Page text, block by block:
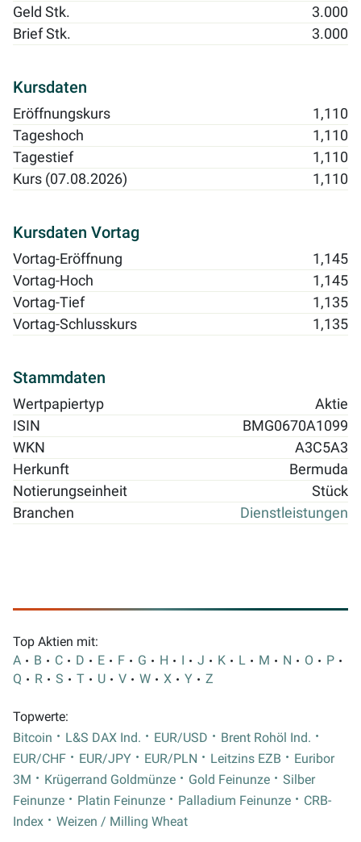
Geld Stk.
3.000
Brief Stk.
3.000
Kursdaten
Eröffnungskurs
1,110
Tageshoch
1,110
Tagestief
1,110
Kurs (07.08.2026)
1,110
Kursdaten Vortag
Vortag-Eröffnung
1,145
Vortag-Hoch
1,145
Vortag-Tief
1,135
Vortag-Schlusskurs
1,135
Stammdaten
Wertpapiertyp
Aktie
ISIN
BMG0670A1099
WKN
A3C5A3
Herkunft
Bermuda
Notierungseinheit
Stück
Branchen
Dienstleistungen
Top Aktien mit:
A
B C D E F G H I J K L M N O
P
Q
R S T U V W X Y Z
Topwerte:
Bitcoin
L&S DAX Ind. EUR/USD
Brent Rohöl Ind.
EUR/CHF
EUR/JPY EUR/PLN Leitzins EZB
Euribor
3M
Krügerrand Goldmünze Gold Feinunze
Silber
Feinunze
Platin Feinunze Palladium Feinunze
CRB-
Index
Weizen / Milling Wheat